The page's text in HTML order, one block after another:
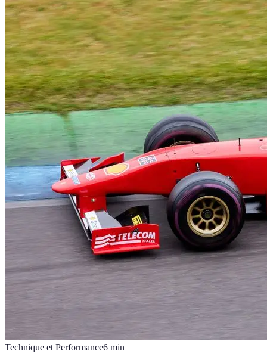
Technique et Performance6 min